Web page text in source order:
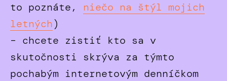
to poznáte, niečo na štýl mojich
letných)
– chcete zistiť kto sa v
skutočnosti skrýva za týmto
pochabým internetovým denníčkom